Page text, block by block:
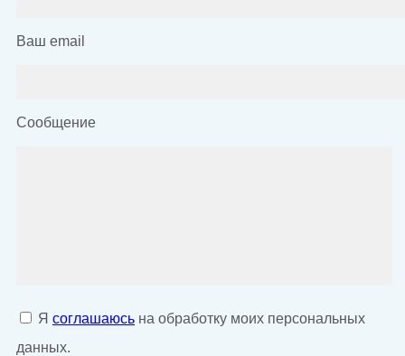
Ваш email
Сообщение
Я соглашаюсь на обработку моих персональных
данных.